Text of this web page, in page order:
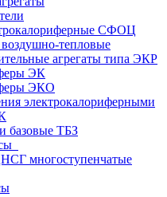
СФОЦ
тепловые
агрегаты типа ЭКР
ЭК
ЭКО
электрокалориферными
базовые ТБЗ
многоступенчатые